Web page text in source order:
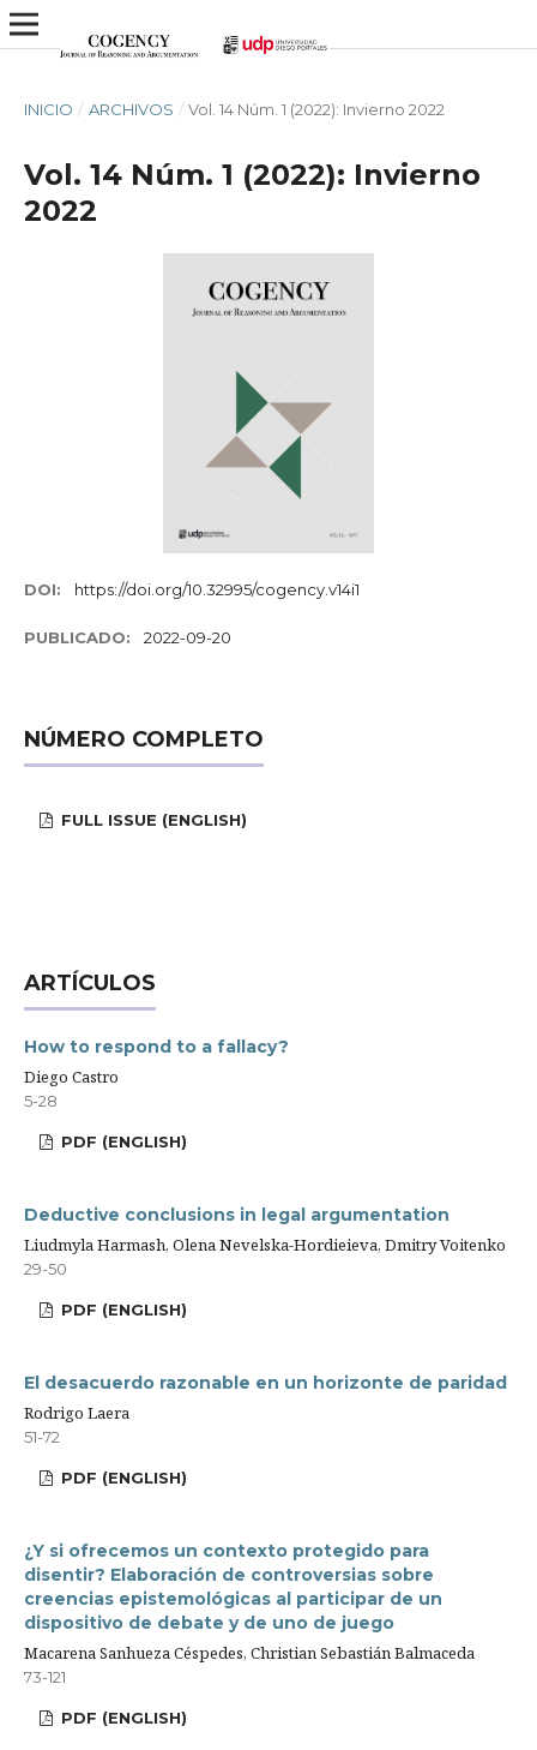
INICIO / ARCHIVOS / Vol. 14 Núm. 1 (2022): Invierno 2022
Vol. 14 Núm. 1 (2022): Invierno
2022
DOI: https://doi.org/10.32995/cogency.v14i1
PUBLICADO: 2022-09-20
NÚMERO COMPLETO
FULL ISSUE (ENGLISH)
ARTÍCULOS
How to respond to a fallacy?
Diego Castro
5-28
PDF (ENGLISH)
Deductive conclusions in legal argumentation
Liudmyla Harmash, Olena Nevelska-Hordieieva, Dmitry Voitenko
29-50
PDF (ENGLISH)
El desacuerdo razonable en un horizonte de paridad
Rodrigo Laera
51-72
PDF (ENGLISH)
¿Y si ofrecemos un contexto protegido para
disentir? Elaboración de controversias sobre
creencias epistemológicas al participar de un
dispositivo de debate y de uno de juego
Macarena Sanhueza Céspedes, Christian Sebastián Balmaceda
73-121
PDF (ENGLISH)